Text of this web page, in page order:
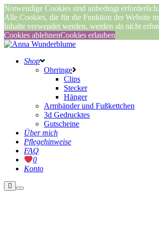
Notwendige Cookies sind unbedingt
Alle Cookies, die für die Funktion der Website
Inhalte verwendet werden, werden als nicht
Cookies ablehnenCookies erlauben
Shop
Ohrringe
Clips
Stecker
Hänger
Armbänder und Fußkettchen
3d Gedrucktes
Gutscheine
Über mich
Pflegehinweise
FAQ
0
Konto
Weitere
Informationen
Hauptmenü